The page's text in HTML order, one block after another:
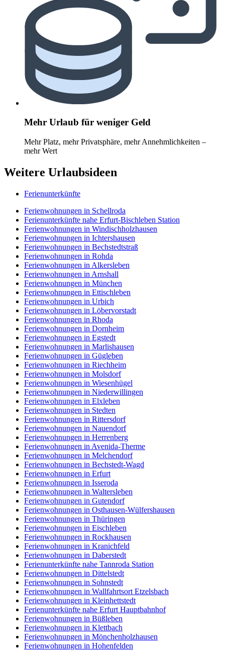
Mehr Urlaub für weniger Geld
Mehr Platz, mehr Privatsphäre, mehr Annehmlichkeiten –
mehr Wert
Weitere Urlaubsideen
Ferienunterkünfte
Ferienwohnungen in Schellroda
Ferienunterkünfte nahe Erfurt-Bischleben Station
Ferienwohnungen in Windischholzhausen
Ferienwohnungen in Ichtershausen
Ferienwohnungen in Bechstedtstraß
Ferienwohnungen in Rohda
Ferienwohnungen in Alkersleben
Ferienwohnungen in Arnshall
Ferienwohnungen in München
Ferienwohnungen in Ettischleben
Ferienwohnungen in Urbich
Ferienwohnungen in Löbervorstadt
Ferienwohnungen in Rhoda
Ferienwohnungen in Dornheim
Ferienwohnungen in Egstedt
Ferienwohnungen in Marlishausen
Ferienwohnungen in Gügleben
Ferienwohnungen in Riechheim
Ferienwohnungen in Molsdorf
Ferienwohnungen in Wiesenhügel
Ferienwohnungen in Niederwillingen
Ferienwohnungen in Elxleben
Ferienwohnungen in Stedten
Ferienwohnungen in Rittersdorf
Ferienwohnungen in Nauendorf
Ferienwohnungen in Herrenberg
Ferienwohnungen in Avenida-Therme
Ferienwohnungen in Melchendorf
Ferienwohnungen in Bechstedt-Wagd
Ferienwohnungen in Erfurt
Ferienwohnungen in Isseroda
Ferienwohnungen in Waltersleben
Ferienwohnungen in Gutendorf
Ferienwohnungen in Osthausen-Wülfershausen
Ferienwohnungen in Thüringen
Ferienwohnungen in Eischleben
Ferienwohnungen in Rockhausen
Ferienwohnungen in Kranichfeld
Ferienwohnungen in Daberstedt
Ferienunterkünfte nahe Tannroda Station
Ferienwohnungen in Dittelstedt
Ferienwohnungen in Sohnstedt
Ferienwohnungen in Wallfahrtsort Etzelsbach
Ferienwohnungen in Kleinhettstedt
Ferienunterkünfte nahe Erfurt Hauptbahnhof
Ferienwohnungen in Büßleben
Ferienwohnungen in Klettbach
Ferienwohnungen in Mönchenholzhausen
Ferienwohnungen in Hohenfelden